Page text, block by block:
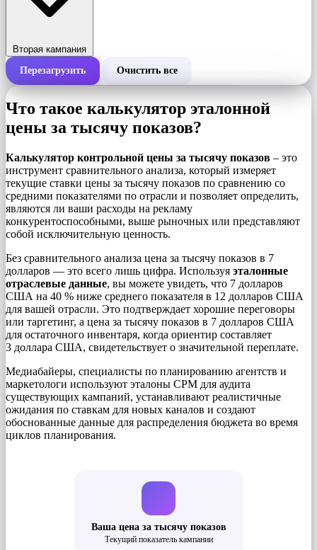
Вторая кампания
Общая стоимость кампании
i
Количество показов
Перезагрузить Очистить все
Что такое калькулятор эталонной
цены за тысячу показов?
Калькулятор контрольной цены за тысячу показов – это
инструмент сравнительного анализа, который измеряет
текущие ставки цены за тысячу показов по сравнению со
средними показателями по отрасли и позволяет определить,
являются ли ваши расходы на рекламу
конкурентоспособными, выше рыночных или представляют
собой исключительную ценность.
Без сравнительного анализа цена за тысячу показов в 7
долларов — это всего лишь цифра. Используя эталонные
отраслевые данные, вы можете увидеть, что 7 долларов
США на 40 % ниже среднего показателя в 12 долларов США
для вашей отрасли. Это подтверждает хорошие переговоры
или таргетинг, а цена за тысячу показов в 7 долларов США
для остаточного инвентаря, когда ориентир составляет
3 доллара США, свидетельствует о значительной переплате.
Медиабайеры, специалисты по планированию агентств и
маркетологи используют эталоны CPM для аудита
существующих кампаний, устанавливают реалистичные
ожидания по ставкам для новых каналов и создают
обоснованные данные для распределения бюджета во время
циклов планирования.
Ваша цена за тысячу показов
Текущий показатель кампании